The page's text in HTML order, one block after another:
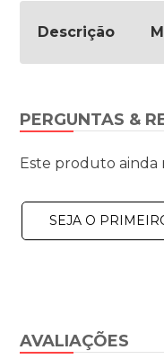
Descrição
AVALIAÇÕES
PERGUNTAS &
Este produto
SEJA O